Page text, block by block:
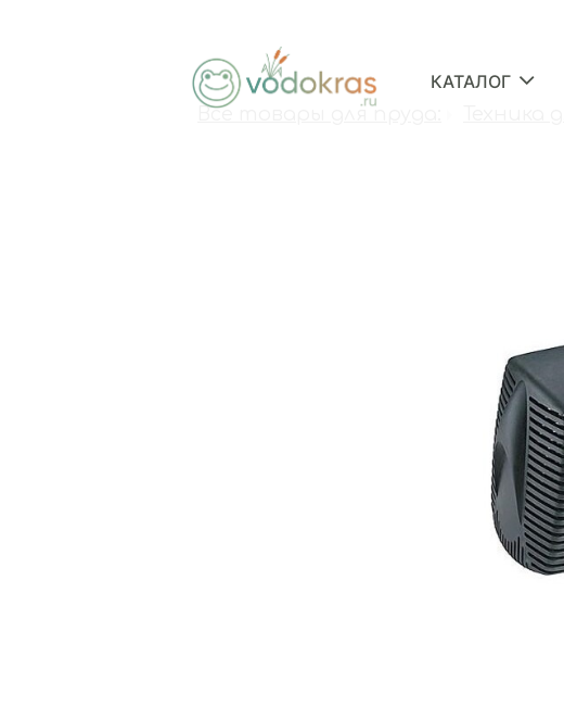
КАТАЛОГ
Все товары для пруда: